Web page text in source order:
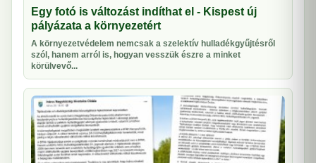
Egy fotó is változást indíthat el - Kispest új
pályázata a környezetért
A környezetvédelem nemcsak a szelektív hulladékgyűjtésről
szól, hanem arról is, hogyan vesszük észre a minket
körülvevő...